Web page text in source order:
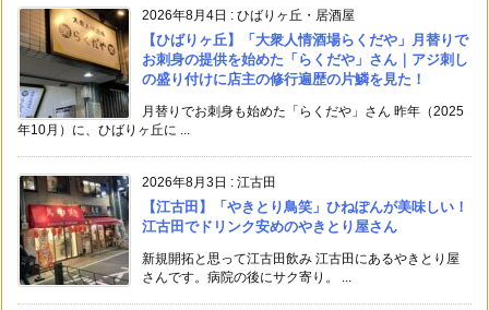
2026年8月4日 : ひばりヶ丘・居酒屋
【ひばりヶ丘】「大衆人情酒場らくだや」月替りで
お刺身の提供を始めた「らくだや」さん｜アジ刺し
の盛り付けに店主の修行遍歴の片鱗を見た！
月替りでお刺身も始めた「らくだや」さん 昨年（2025
年10月）に、ひばりヶ丘に ...
2026年8月3日 : 江古田
【江古田】「やきとり鳥笑」ひねぽんが美味しい！
江古田でドリンク安めのやきとり屋さん
新規開拓と思って江古田飲み 江古田にあるやきとり屋
さんです。病院の後にサク寄り。 ...